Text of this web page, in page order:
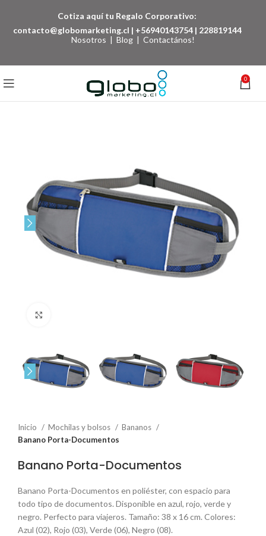
Cotiza aquí tu Regalo Corporativo:
contacto@globomarketing.cl | +56940143754 | 228819144
Nosotros | Blog | Contactános!
0
Inicio Mochilas y bolsos
Bananos
Banano Porta-Documentos
Banano Porta-Documentos
Banano Porta-Documentos en poliéster, con espacio para
todo tipo de documentos. Disponible en azul, rojo, verde y
negro. Perfecto para viajeros. Tamaño: 38 x 16 cm. Colores:
Azul (02), Rojo (03), Verde (06), Negro (08).